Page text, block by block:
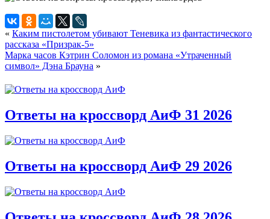
« Каким пистолетом убивают Теневика из фантастического
рассказа «Призрак-5»
Марка часов Кэтрин Соломон из романа «Утраченный
символ» Дэна Брауна »
Ответы на кроссворд АиФ 31 2026
Ответы на кроссворд АиФ 29 2026